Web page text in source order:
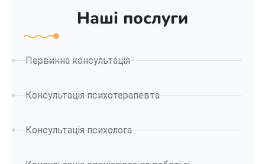
Наші послуги
Первинна консультація
Консультація психотерапевта
Консультація психолога